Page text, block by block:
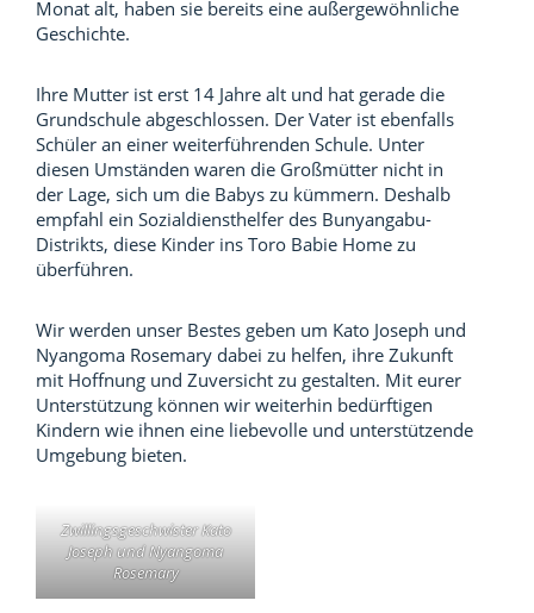
Monat alt, haben sie bereits eine außergewöhnliche
Geschichte.
Ihre Mutter ist erst 14 Jahre alt und hat gerade die
Grundschule abgeschlossen. Der Vater ist ebenfalls
Schüler an einer weiterführenden Schule. Unter
diesen Umständen waren die Großmütter nicht in
der Lage, sich um die Babys zu kümmern. Deshalb
empfahl ein Sozialdiensthelfer des Bunyangabu-
Distrikts, diese Kinder ins Toro Babie Home zu
überführen.
Wir werden unser Bestes geben um Kato Joseph und
Nyangoma Rosemary dabei zu helfen, ihre Zukunft
mit Hoffnung und Zuversicht zu gestalten. Mit eurer
Unterstützung können wir weiterhin bedürftigen
Kindern wie ihnen eine liebevolle und unterstützende
Umgebung bieten.
Zwillingsgeschwister Kato
Joseph und Nyangoma
Rosemary